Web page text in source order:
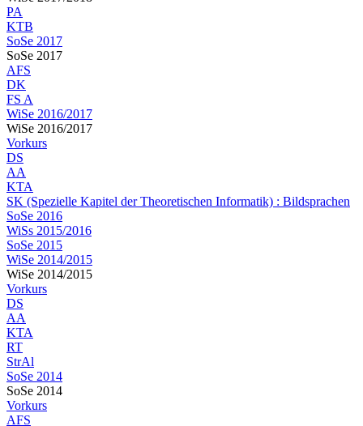
PA
KTB
SoSe 2017
SoSe 2017
AFS
DK
FS A
WiSe 2016/2017
WiSe 2016/2017
Vorkurs
DS
AA
KTA
SK (Spezielle Kapitel der Theoretischen Informatik) : Bildsprachen
SoSe 2016
WiSs 2015/2016
SoSe 2015
WiSe 2014/2015
WiSe 2014/2015
Vorkurs
DS
AA
KTA
RT
StrAl
SoSe 2014
SoSe 2014
Vorkurs
AFS